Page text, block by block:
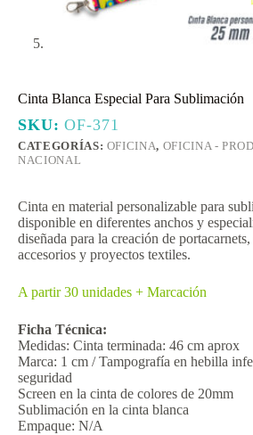
Cinta Blanca Especial Para Sublimación
SKU:OF-371
CATEGORÍAS: OFICINA, OFICINA -
NACIONAL
Cinta en material personalizable para
disponible en diferentes anchos y
diseñada para la creación de portacarnets,
accesorios y proyectos textiles.
A partir 30 unidades + Marcación
Ficha Técnica:
Medidas: Cinta terminada: 46 cm aprox
Marca: 1 cm / Tampografía en hebilla
seguridad
Screen en la cinta de colores de 20mm
Sublimación en la cinta blanca
Empaque: N/A